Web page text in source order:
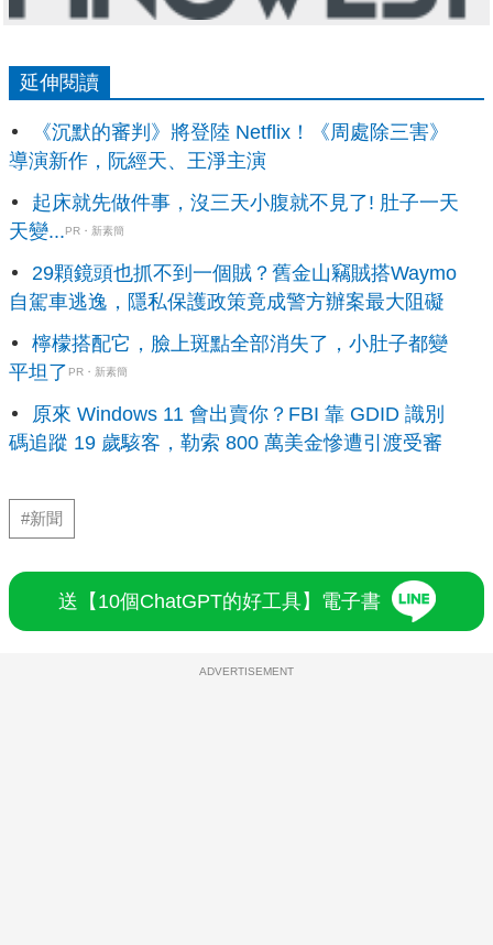
延伸閱讀
《沉默的審判》將登陸 Netflix！《周處除三害》
導演新作，阮經天、王淨主演
起床就先做件事，沒三天小腹就不見了! 肚子一天
天變...PR・新素簡
29顆鏡頭也抓不到一個賊？舊金山竊賊搭Waymo
自駕車逃逸，隱私保護政策竟成警方辦案最大阻礙
檸檬搭配它，臉上斑點全部消失了，小肚子都變
平坦了 PR・新素簡
原來 Windows 11 會出賣你？FBI 靠 GDID 識別
碼追蹤 19 歲駭客，勒索 800 萬美金慘遭引渡受審
#新聞
送【10個ChatGPT的好工具】電子書
ADVERTISEMENT